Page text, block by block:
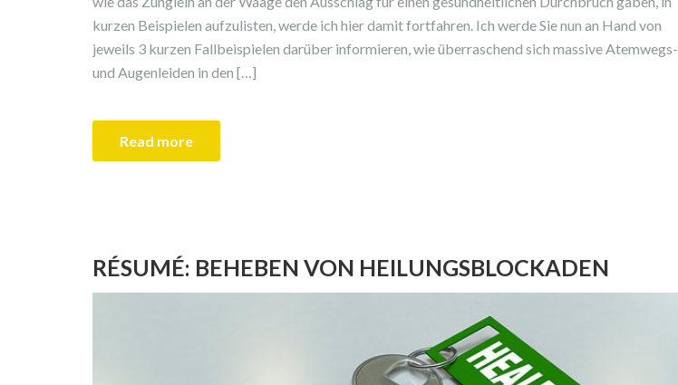
kurzen Beispielen aufzulisten, werde ich hier damit fortfahren. Ich werde Sie nun an Hand von
jeweils 3 kurzen Fallbeispielen darüber informieren, wie überraschend sich massive Atemwegs-
und Augenleiden in den […]
Read more
RÉSUMÉ: BEHEBEN VON HEILUNGSBLOCKADEN